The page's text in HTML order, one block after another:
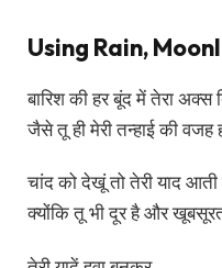
Using Rain,
बारिश की हर बूंद में तेरा अक्स
जैसे तू ही मेरी तन्हाई की वजह
चांद को देखूं तो तेरी याद आती
क्योंकि तू भी दूर है और